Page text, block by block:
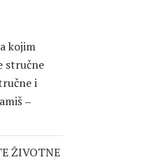
kojim
stručne
i
‒
ŽIVOTNE